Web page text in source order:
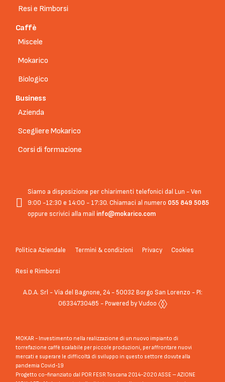
Resi e Rimborsi
Caffè
Miscele
Mokarico
Biologico
Business
Azienda
Scegliere Mokarico
Corsi di formazione
Siamo a disposizione per chiarimenti telefonici dal Lun - Ven
9:00 -12:30 e 14:00 - 17:30. Chiamaci al numero 055 849 5085
oppure scrivici alla mail info@mokarico.com
Politica Aziendale Termini & condizioni Privacy Cookies
Resi e Rimborsi
A.D.A. Srl - Via del Bagnone, 24 - 50032 Borgo San Lorenzo - PI:
06334730485 - Powered by Vudoo
MOKAR - Investimento nella realizzazione di un nuovo impianto di
torrefazione caffè scalabile per piccole produzioni, per affrontare nuovi
mercati e superare le difficoltà di sviluppo in questo settore dovute alla
pandemia Covid-19
Progetto co-finanziato dal POR FESR Toscana 2014-2020 ASSE – AZIONE